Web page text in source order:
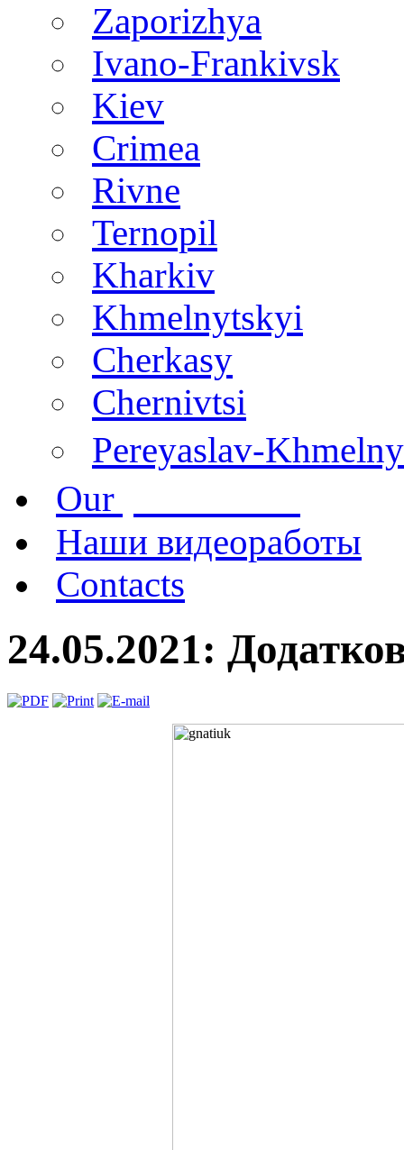
Zaporizhya
Ivano-Frankivsk
Kiev
Crimea
Rivne
Ternopil
Kharkiv
Khmelnytskyi
Cherkasy
Chernivtsi
Pereyaslav-
Our
Наши видеоработы
Contacts
24.05.2021: